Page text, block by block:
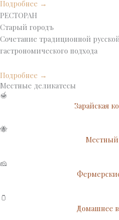
Подробнее →
РЕСТОРАН
Старый городъ
Сочетание традиционной
гастрономического подхода
Подробнее →
Местные деликатесы
🍯
Зарайская
🐝
🧀
🫙
Домашнее